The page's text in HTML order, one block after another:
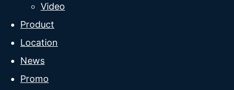
Video
Product
Location
News
Promo